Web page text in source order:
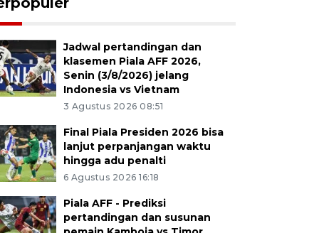
Jadwal pertandingan dan
klasemen Piala AFF 2026,
Senin (3/8/2026) jelang
Indonesia vs Vietnam
3 Agustus 2026 08:51
Final Piala Presiden 2026 bisa
lanjut perpanjangan waktu
hingga adu penalti
6 Agustus 2026 16:18
Piala AFF - Prediksi
pertandingan dan susunan